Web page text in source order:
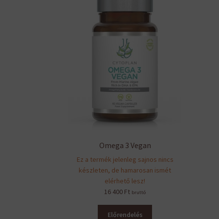
Omega 3 Vegan
Ez a termék jelenleg sajnos nincs
készleten, de hamarosan ismét
elérhető lesz!
16 400 Ft bruttó
Előrendelés